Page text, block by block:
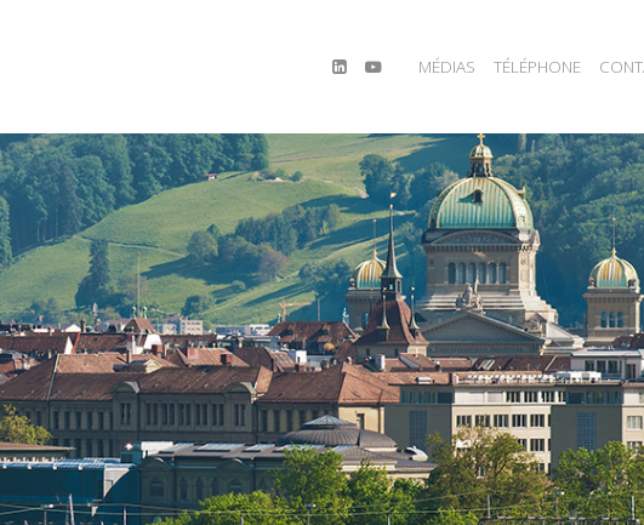
MÉDIAS TÉLÉPHONE